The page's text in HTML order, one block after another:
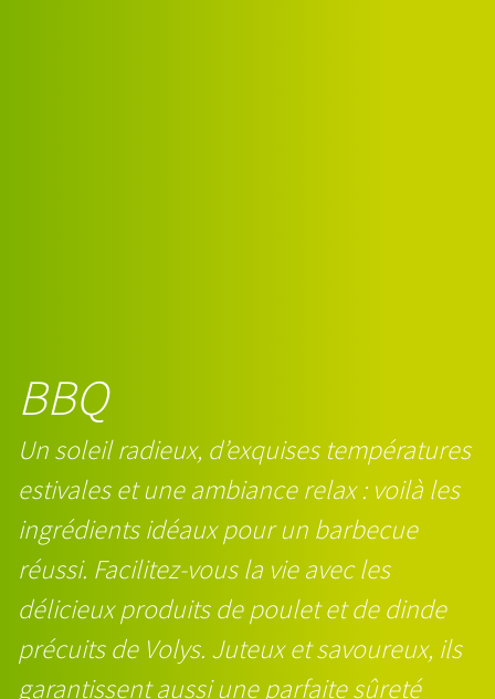
BBQ
Un soleil radieux, d’exquises températures
estivales et une ambiance relax : voilà les
ingrédients idéaux pour un barbecue
réussi. Facilitez-vous la vie avec les
délicieux produits de poulet et de dinde
précuits de Volys. Juteux et savoureux, ils
garantissent aussi une parfaite sûreté